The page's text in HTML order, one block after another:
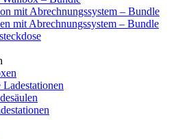
mit Abrechnungssystem – Bundle
mit Abrechnungssystem – Bundle